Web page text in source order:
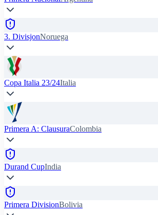
3. DivisjonNoruega
Copa Italia 23/24Italia
Primera A: ClausuraColombia
Durand CupIndia
Primera DivisionBolivia